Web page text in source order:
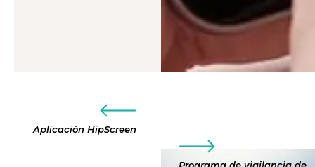
Aplicación HipScreen
Programa de vigilancia de